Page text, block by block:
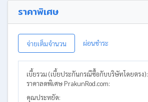
ราคาพิเศษ
จ่ายเต็มจำนวน ผ่อนชำระ
เบี้ยรวม (เบี้ยประกันกรณีซื้อกับบริษัทโดยตรง):
ราคาลดพิเศษ PrakunRod.com:
คุณประหยัด: